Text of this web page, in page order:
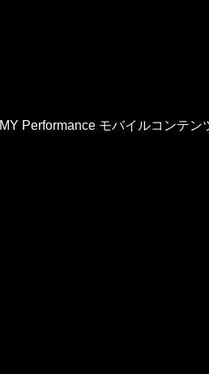
MY Performance モバイルコンテン